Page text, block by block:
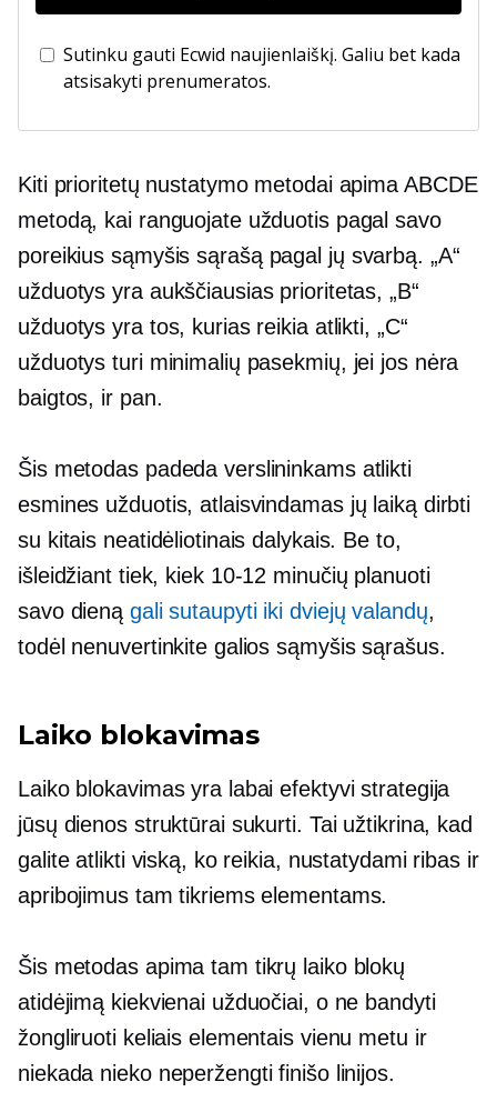
Sutinku gauti Ecwid naujienlaiškį. Galiu bet kada
atsisakyti prenumeratos.
Kiti prioritetų nustatymo metodai apima ABCDE
metodą, kai ranguojate užduotis pagal savo
poreikiussąmyšis sąrašą pagal jų svarbą. „A“
užduotys yra aukščiausias prioritetas, „B“
užduotys yra tos, kurias reikia atlikti, „C“
užduotys turi minimalių pasekmių, jei jos nėra
baigtos, ir pan.
Šis metodas padeda verslininkams atlikti
esmines užduotis, atlaisvindamas jų laiką dirbti
su kitais neatidėliotinais dalykais. Be to,
išleidžiant tiek, kiek 10-12 minučių planuoti
savo dieną gali sutaupyti iki dviejų valandų,
todėl nenuvertinkite galiossąmyšissąrašus.
Laiko blokavimas
Laiko blokavimas yra labai efektyvi strategija
jūsų dienos struktūrai sukurti. Tai užtikrina, kad
galite atlikti viską, ko reikia, nustatydami ribas ir
apribojimus tam tikriems elementams.
Šis metodas apima tam tikrų laiko blokų
atidėjimą kiekvienai užduočiai, o ne bandyti
žongliruoti keliais elementais vienu metu ir
niekada nieko neperžengti finišo linijos.